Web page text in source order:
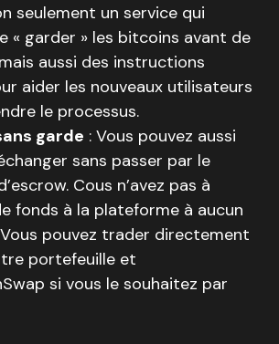
seulement un service qui
« garder » les bitcoins avant de
aussi des instructions
aider les nouveaux utilisateurs
le processus.
garde : Vous pouvez aussi
sans passer par le
Cous n’avez pas à
fonds à la plateforme à aucun
pouvez trader directement
portefeuille et
si vous le souhaitez par